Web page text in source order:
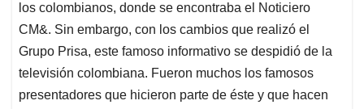
A
p
p
o
o
k
d
I
n
d
s
los colombianos, donde se encontraba el Noticiero
CM&. Sin embargo, con los cambios que realizó el
Grupo Prisa, este famoso informativo se despidió de la
televisión colombiana. Fueron muchos los famosos
presentadores que hicieron parte de éste y que hacen